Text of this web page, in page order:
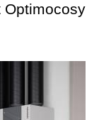
Optimocosy